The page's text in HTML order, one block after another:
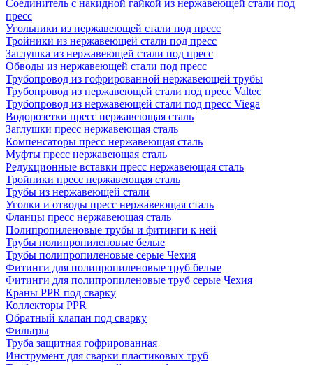
Соединитель с накидной гайкой из нержавеющей стали под
пресс
Угольники из нержавеющей стали под пресс
Тройники из нержавеющей стали под пресс
Заглушка из нержавеющей стали под пресс
Обводы из нержавеющей стали под пресс
Трубопровод из гофрированной нержавеющей трубы
Трубопровод из нержавеющей стали под пресс Valtec
Трубопровод из нержавеющей стали под пресс Viega
Водорозетки пресс нержавеющая сталь
Заглушки пресс нержавеющая сталь
Компенсаторы пресс нержавеющая сталь
Муфты пресс нержавеющая сталь
Редукционные вставки пресс нержавеющая сталь
Тройники пресс нержавеющая сталь
Трубы из нержавеющей стали
Уголки и отводы пресс нержавеющая сталь
Фланцы пресс нержавеющая сталь
Полипропиленовые трубы и фитинги к ней
Трубы полипропиленовые белые
Трубы полипропиленовые серые Чехия
Фитинги для полипропиленовые труб белые
Фитинги для полипропиленовые труб серые Чехия
Краны PPR под сварку
Коллекторы PPR
Обратный клапан под сварку
Фильтры
Труба защитная гофрированная
Инструмент для сварки пластиковых труб